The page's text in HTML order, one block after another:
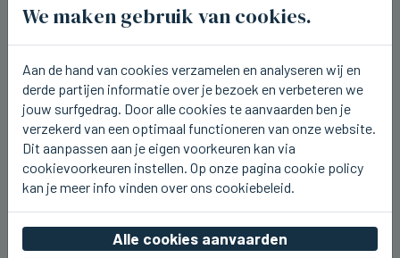
We maken gebruik van cookies.
Aan de hand van cookies verzamelen en analyseren wij en
derde partijen informatie over je bezoek en verbeteren we
jouw surfgedrag. Door alle cookies te aanvaarden ben je
verzekerd van een optimaal functioneren van onze website.
Dit aanpassen aan je eigen voorkeuren kan via
cookievoorkeuren instellen. Op onze pagina cookie policy
kan je meer info vinden over ons cookiebeleid.
Alle cookies aanvaarden